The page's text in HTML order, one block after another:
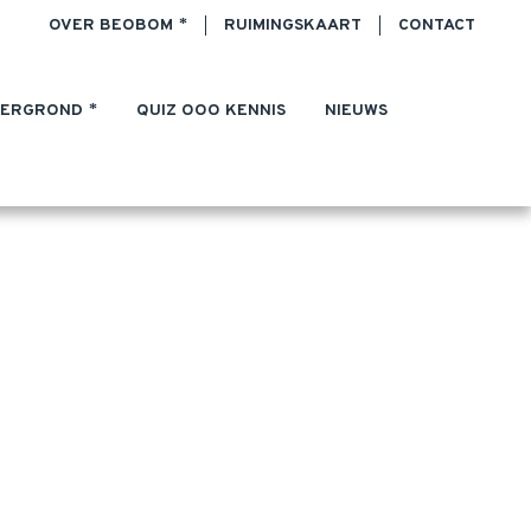
OVER BEOBOM RUIMINGSKAART CONTACT
QUIZ OOO KENNIS NIEUWS